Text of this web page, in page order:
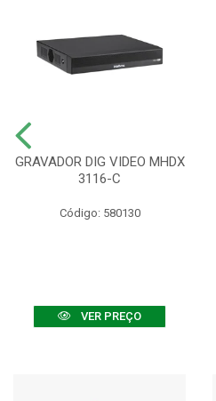
GRAVADOR DIG VIDEO MHDX
3116-C
Código: 580130
VER PREÇO